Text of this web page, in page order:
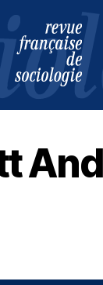
Revue
française